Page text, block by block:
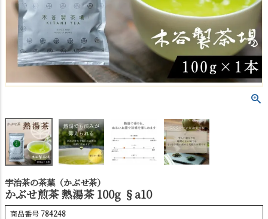
宇治茶の茶葉（かぶせ茶）
かぶせ煎茶 熱湯茶 100g §a10
商品番号784248